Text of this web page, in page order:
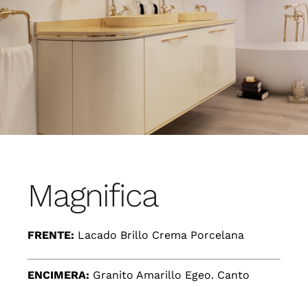
Magnifica
FRENTE: Lacado Brillo Crema Porcelana
ENCIMERA: Granito Amarillo Egeo. Canto